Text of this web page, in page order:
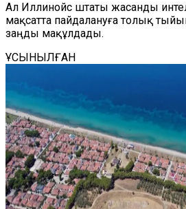
Ал Иллинойс штаты жасанды
мақсатта пайдалануға толық
заңды мақұлдады.
ҰСЫНЫЛҒАН